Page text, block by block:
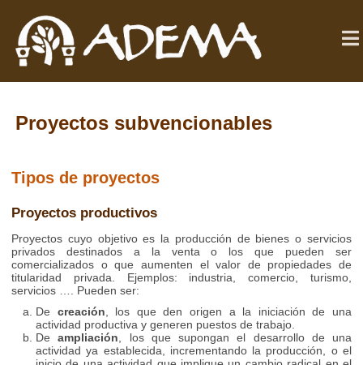
Proyectos subvencionables
Tipos de proyectos
Proyectos productivos
Proyectos cuyo objetivo es la producción de bienes o servicios
privados destinados a la venta o los que pueden ser
comercializados o que aumenten el valor de propiedades de
titularidad privada. Ejemplos: industria, comercio, turismo,
servicios …. Pueden ser:
De creación , los que den origen a la iniciación de una
actividad productiva y generen puestos de trabajo.
Deampliación , los que supongan el desarrollo de una
actividad ya establecida, incrementando la producción, o el